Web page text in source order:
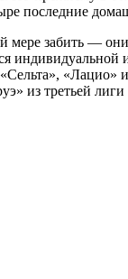
последние
забить —
«Лацио»
из третьей